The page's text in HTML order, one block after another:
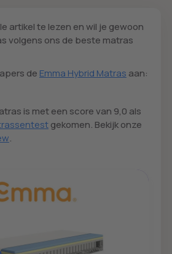
artikel te lezen en wil je gewoon
volgens ons de beste matras
de Emma Hybrid Matras aan:
is met een score van 9,0 als
gekomen. Bekijk onze
.